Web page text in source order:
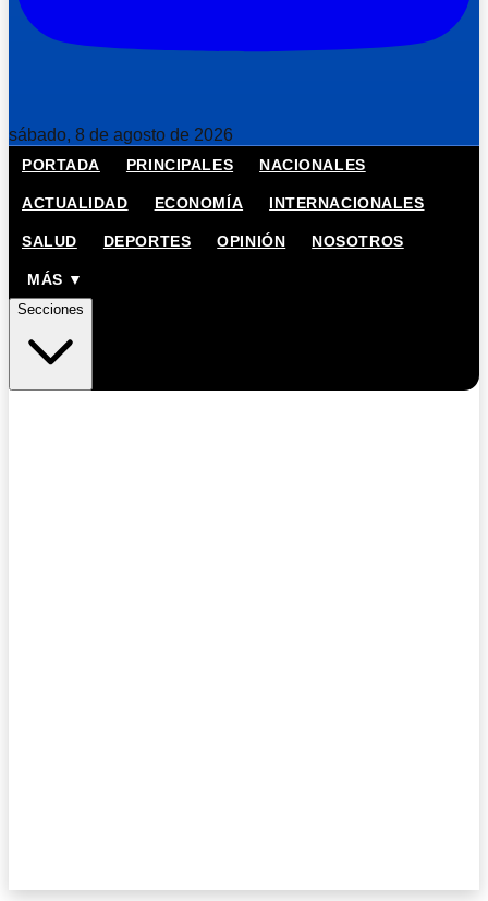
sábado, 8 de agosto de 2026
PORTADA PRINCIPALES NACIONALES
ACTUALIDAD ECONOMÍA INTERNACIONALES
SALUD DEPORTES OPINIÓN NOSOTROS
MÁS ▼
Secciones